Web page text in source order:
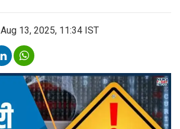
Aug 13, 2025, 11:34 IST